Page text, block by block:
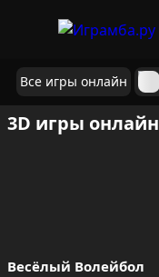
Все игры онлайн
3D игры онлайн
Весёлый Волейбол